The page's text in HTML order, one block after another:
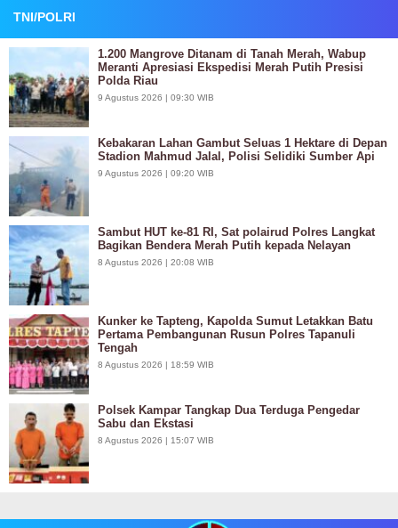
TNI/POLRI
1.200 Mangrove Ditanam di Tanah Merah, Wabup
Meranti Apresiasi Ekspedisi Merah Putih Presisi
Polda Riau
9 Agustus 2026 | 09:30 WIB
Kebakaran Lahan Gambut Seluas 1 Hektare di Depan
Stadion Mahmud Jalal, Polisi Selidiki Sumber Api
9 Agustus 2026 | 09:20 WIB
Sambut HUT ke-81 RI, Sat polairud Polres Langkat
Bagikan Bendera Merah Putih kepada Nelayan
8 Agustus 2026 | 20:08 WIB
Kunker ke Tapteng, Kapolda Sumut Letakkan Batu
Pertama Pembangunan Rusun Polres Tapanuli
Tengah
8 Agustus 2026 | 18:59 WIB
Polsek Kampar Tangkap Dua Terduga Pengedar
Sabu dan Ekstasi
8 Agustus 2026 | 15:07 WIB